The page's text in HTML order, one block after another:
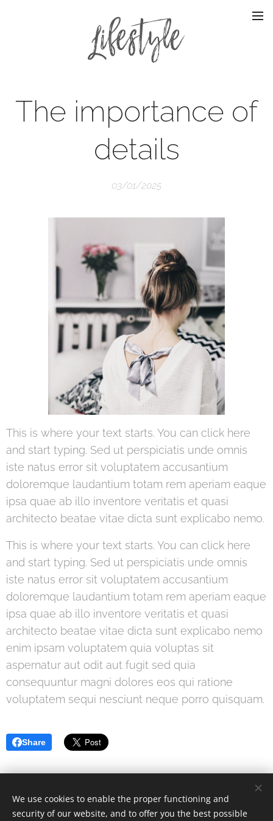
The importance of
details
03/01/2025
This is where your text starts. You can click here
and start typing. Sed ut perspiciatis unde omnis
iste natus error sit voluptatem accusantium
doloremque laudantium totam rem aperiam eaque
ipsa quae ab illo inventore veritatis et quasi
architecto beatae vitae dicta sunt explicabo nemo.
This is where your text starts. You can click here
and start typing. Sed ut perspiciatis unde omnis
iste natus error sit voluptatem accusantium
doloremque laudantium totam rem aperiam eaque
ipsa quae ab illo inventore veritatis et quasi
architecto beatae vitae dicta sunt explicabo nemo
enim ipsam voluptatem quia voluptas sit
aspernatur aut odit aut fugit sed quia
consequuntur magni dolores eos qui ratione
voluptatem sequi nesciunt neque porro quisquam.
Share
We use cookies to enable the proper functioning and
security of our website, and to offer you the best possible